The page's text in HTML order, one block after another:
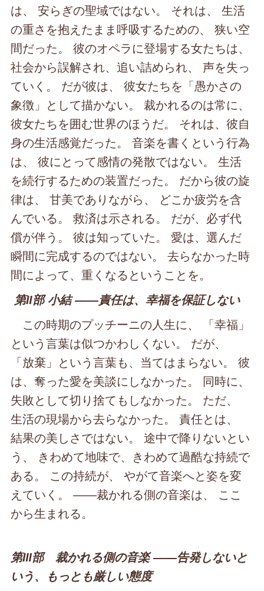
は、 安らぎの聖域ではない。 それは、 生活
の重さを抱えたまま呼吸するための、 狭い空
間だった。 彼のオペラに登場する女たちは、
社会から誤解され、追い詰められ、 声を失っ
ていく。 だが彼は、 彼女たちを「愚かさの
象徴」として描かない。 裁かれるのは常に、
彼女たちを囲む世界のほうだ。 それは、彼自
身の生活感覚だった。 音楽を書くという行為
は、 彼にとって感情の発散ではない。 生活
を続行するための装置だった。 だから彼の旋
律は、 甘美でありながら、 どこか疲労を含
んでいる。 救済は示される。 だが、必ず代
償が伴う。 彼は知っていた。 愛は、選んだ
瞬間に完成するのではない。 去らなかった時
間によって、重くなるということを。
第Ⅱ部 小結 ――責任は、幸福を保証しない
この時期のプッチーニの人生に、 「幸福」
という言葉は似つかわしくない。 だが、
「放棄」という言葉も、当てはまらない。 彼
は、奪った愛を美談にしなかった。 同時に、
失敗として切り捨てもしなかった。 ただ、
生活の現場から去らなかった。 責任とは、
結果の美しさではない。 途中で降りないとい
う、 きわめて地味で、きわめて過酷な持続で
ある。 この持続が、 やがて音楽へと姿を変
えていく。 ――裁かれる側の音楽は、 ここ
から生まれる。
第Ⅲ部 裁かれる側の音楽 ――告発しないと
いう、もっとも厳しい態度